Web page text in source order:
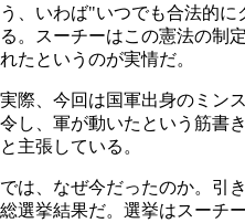
う、いわば"いつでも合法的
る。スーチーはこの憲法の制
れたというのが実情だ。
実際、今回は国軍出身のミン
令し、軍が動いたという筋書
と主張している。
では、なぜ今だったのか。引
総選挙結果だ。選挙はスーチ